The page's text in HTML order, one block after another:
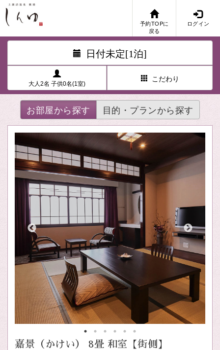
予約TOPに
戻る
ログイン
日付未定[1泊]
大人2名 子供0名(1室)
こだわり
お部屋から探す 目的・プランから探す
嘉景（かけい） 8畳 和室【街側】